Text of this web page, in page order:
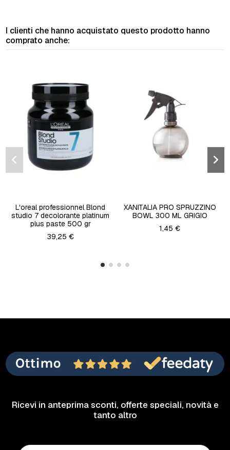
I clienti che hanno acquistato questo prodotto hanno
comprato anche:
L'oreal professionnel Blond
studio 7 decolorante platinum
plus paste 500 gr
39,25 €
XANITALIA PRO SPRUZZINO
BOWL 300 ML GRIGIO
1,45 €
Ricevi in anteprima sconti, offerte speciali, novità e
tanto altro